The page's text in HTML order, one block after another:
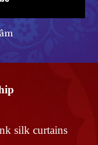
silk curtains